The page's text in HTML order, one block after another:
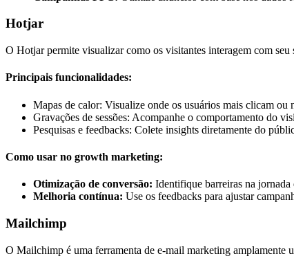
Hotjar
O Hotjar permite visualizar como os visitantes interagem com
Principais funcionalidades:
Mapas de calor: Visualize onde os usuários mais clicam ou
Gravações de sessões: Acompanhe o comportamento do
Pesquisas e feedbacks: Colete insights diretamente do
Como usar no growth marketing:
Otimização de conversão: Identifique barreiras na
Melhoria contínua: Use os feedbacks para ajustar
Mailchimp
O Mailchimp é uma ferramenta de e-mail marketing amplamente